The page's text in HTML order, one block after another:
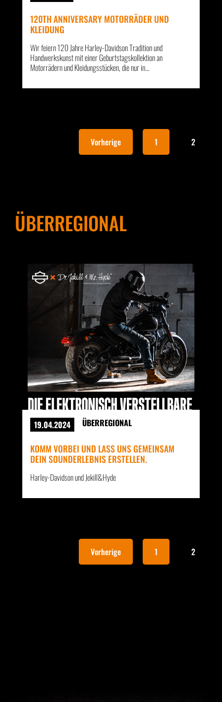
120TH ANNIVERSARY MOTORRÄDER UND
KLEIDUNG
Wir feiern 120 Jahre Harley-Davidson Tradition und
Handwerkskunst mit einer Geburtstagskollektion an
Motorrädern und Kleidungsstücken, die nur in…
Vorherige 1 2
ÜBERREGIONAL
19.04.2024 ÜBERREGIONAL
KOMM VORBEI UND LASS UNS GEMEINSAM
DEIN SOUNDERLEBNIS ERSTELLEN.
Harley-Davidson und Jekill&Hyde
Vorherige 1 2